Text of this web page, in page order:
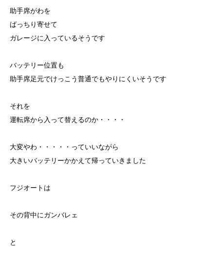
助手席がわを
ばっちり寄せて
ガレージに入っているそうです
バッテリー位置も
助手席足元でけっこう普通でもやりにくいそうです
それを
運転席から入って替えるのか・・・・
大変やわ・・・・・っていいながら
大きいバッテリーかかえて帰っていきました
フジオートは
その背中にガンバレェ
と